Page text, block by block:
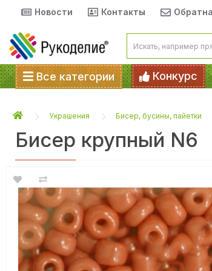
Новости Контакты
Все категории Конкурс
Украшения Бисер, бусины, пайетки
Бисер крупный N6